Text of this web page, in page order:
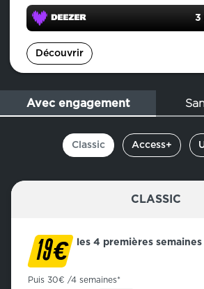
3
Découvrir
Avec engagement
Classic Access+
CLASSIC
19€ les 4 premières semaines
Puis 30€ /4 semaines*